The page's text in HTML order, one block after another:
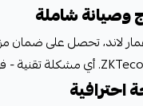
شاملة
لاند، تحصل على ضمان
احترافية